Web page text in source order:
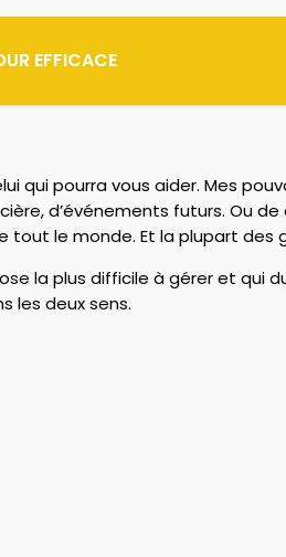
EFFICACE
qui pourra vous aider. Mes
d’événements futurs. Ou
tout le monde. Et la plupart
la plus difficile à gérer et qui
les deux sens.